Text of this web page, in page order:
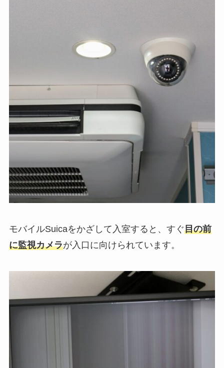
モバイルSuicaをかざして入室すると、すぐ目の前
に監視カメラが入口に向けられています。